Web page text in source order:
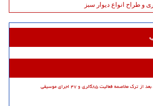
و طراح انواع دیوار سبز
فعالیت ۸۵گالری و ۴۷ اجرای موسیقی